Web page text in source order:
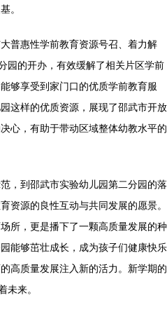
。
普惠性学前教育资源号召、着力解
园的开办，有效缓解了相关片区学前
够享受到家门口的优质学前教育服
这样的优质资源，展现了邵武市开放
心，有助于带动区域整体幼教水平的
，到邵武市实验幼儿园第二分园的落
资源的良性互动与共同发展的愿景。
所，更是播下了一颗高质量发展的种
能够茁壮成长，成为孩子们健康快乐
高质量发展注入新的活力。新学期的
未来。